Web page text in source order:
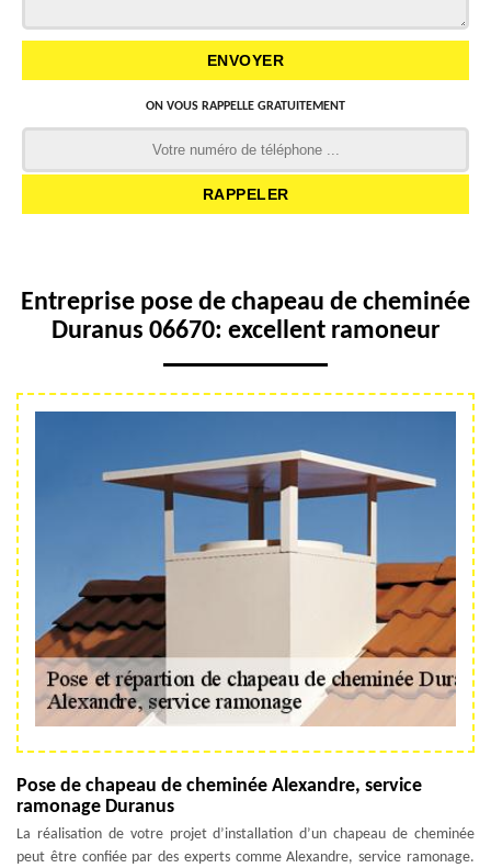
ON VOUS RAPPELLE GRATUITEMENT
Entreprise pose de chapeau de cheminée
Duranus 06670: excellent ramoneur
Pose de chapeau de cheminée Alexandre, service
ramonage Duranus
La réalisation de votre projet d’installation d’un chapeau de cheminée
peut être confiée par des experts comme Alexandre, service ramonage.